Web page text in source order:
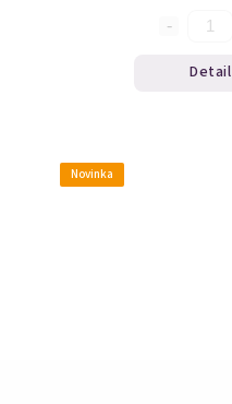
Detail
Novinka